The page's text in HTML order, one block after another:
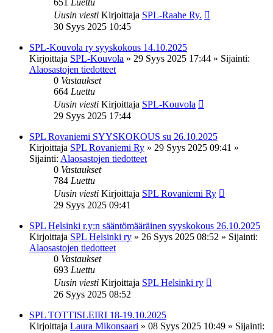
Uusin viesti Kirjoittaja SPL-Raahe Ry.
30 Syys 2025 10:45
SPL-Kouvola ry syyskokous 14.10.2025
Kirjoittaja SPL-Kouvola » 29 Syys 2025 17:44 » Sijainti:
Alaosastojen tiedotteet
0 Vastaukset
664 Luettu
Uusin viesti Kirjoittaja SPL-Kouvola
29 Syys 2025 17:44
SPL Rovaniemi SYYSKOKOUS su 26.10.2025
Kirjoittaja SPL Rovaniemi Ry » 29 Syys 2025 09:41 »
Sijainti: Alaosastojen tiedotteet
0 Vastaukset
784 Luettu
Uusin viesti Kirjoittaja SPL Rovaniemi Ry
29 Syys 2025 09:41
SPL Helsinki r.y:n sääntömääräinen syyskokous 26.10.2025
Kirjoittaja SPL Helsinki ry » 26 Syys 2025 08:52 » Sijainti:
Alaosastojen tiedotteet
0 Vastaukset
693 Luettu
Uusin viesti Kirjoittaja SPL Helsinki ry
26 Syys 2025 08:52
SPL TOTTISLEIRI 18-19.10.2025
Kirjoittaja Laura Mikonsaari » 08 Syys 2025 10:49 » Sijainti: